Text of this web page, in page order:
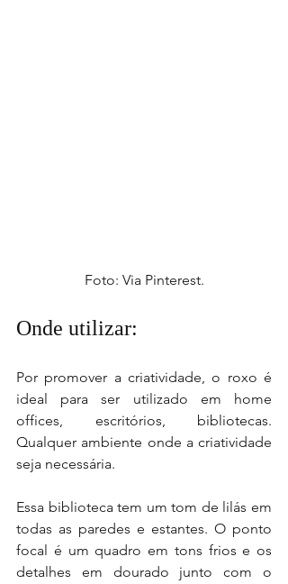
Foto: Via Pinterest.
Onde utilizar:
Por promover a criatividade, o roxo é
ideal para ser utilizado em home
offices, escritórios, bibliotecas.
Qualquer ambiente onde a criatividade
seja necessária.
Essa biblioteca tem um tom de lilás em
todas as paredes e estantes. O ponto
focal é um quadro em tons frios e os
detalhes em dourado junto com o